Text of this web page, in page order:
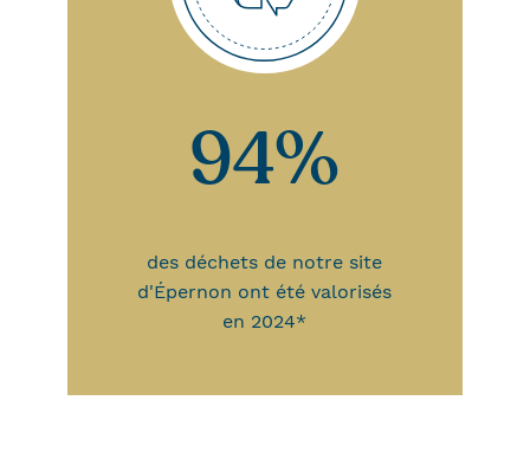
94%
des déchets de notre site
d'Épernon ont été valorisés
en 2024*